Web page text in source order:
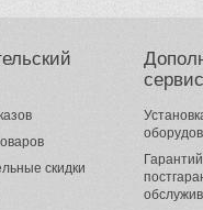
скидки
сервис